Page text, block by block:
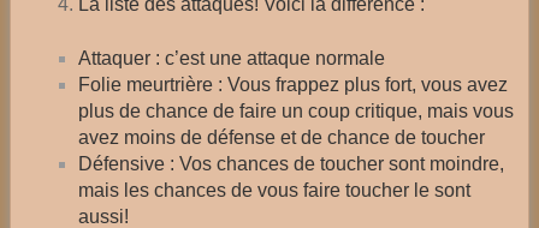
La liste des attaques! Voici la différence :
Attaquer : c’est une attaque normale
Folie meurtrière : Vous frappez plus fort, vous avez
plus de chance de faire un coup critique, mais vous
avez moins de défense et de chance de toucher
Défensive : Vos chances de toucher sont moindre,
mais les chances de vous faire toucher le sont
aussi!